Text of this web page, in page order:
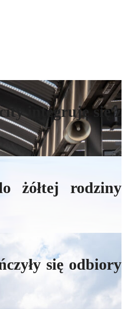
integruje się z
żółtej rodziny
się odbiory